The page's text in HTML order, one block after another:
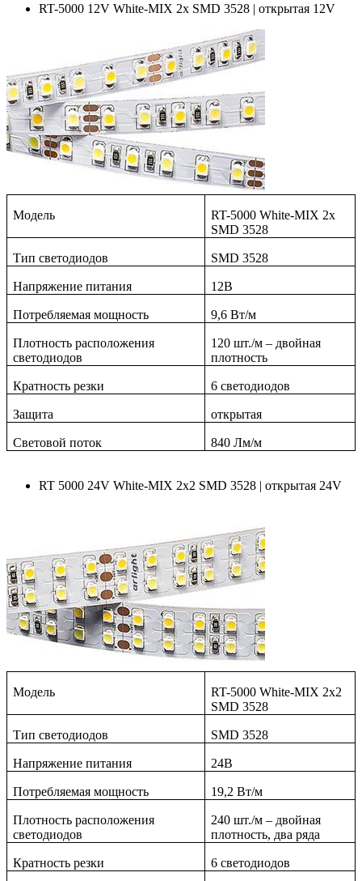
RT-5000 12V White-MIX 2x SMD 3528 | открытая 12V
Модель
RT-5000 White-MIX 2x
SMD 3528
Тип светодиодов SMD3528
Напряжение питания 12В
Потребляемая мощность 9,6 Вт/м
Плотность расположения
светодиодов
120 шт./м – двойная
плотность
Кратность резки 6 светодиодов
Защита открытая
Световой поток 840 Лм/м
RT 5000 24V White-MIX 2x2 SMD 3528 | открытая 24V
Модель
RT-5000 White-MIX 2x2
SMD 3528
Тип светодиодов SMD3528
Напряжение питания 24В
Потребляемая мощность 19,2 Вт/м
Плотность расположения
светодиодов
240 шт./м – двойная
плотность, два ряда
Кратность резки 6 светодиодов